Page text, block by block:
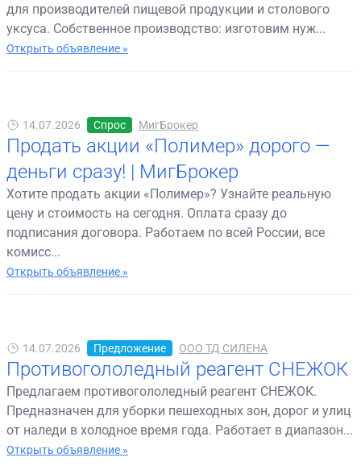
для производителей пищевой продукции и столового
уксуса. Собственное производство: изготовим нуж...
Открыть объявление »
14.07.2026 Спрос МигБрокер
Продать акции «Полимер» дорого —
деньги сразу! | МигБрокер
Хотите продать акции «Полимер»? Узнайте реальную
цену и стоимость на сегодня. Оплата сразу до
подписания договора. Работаем по всей России, все
комисс...
Открыть объявление »
14.07.2026 Предложение ООО ТД СИЛЕНА
Противогололедный реагент СНЕЖОК
Предлагаем противогололедный реагент СНЕЖОК.
Предназначен для уборки пешеходных зон, дорог и улиц
от наледи в холодное время года. Работает в диапазон...
Открыть объявление »